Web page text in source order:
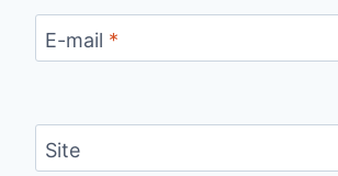
E-mail *
Site